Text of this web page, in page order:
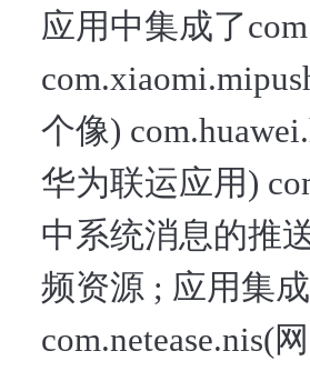
应用中集成了
个像)
华为联运应用)
中系统消息的推
频资源 ; 应用集
com.netease.nis(